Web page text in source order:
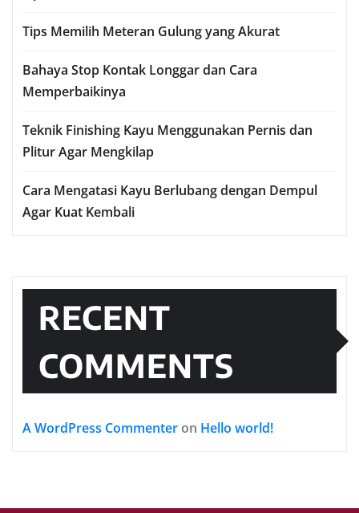
Tips Memilih Meteran Gulung yang Akurat
Bahaya Stop Kontak Longgar dan Cara
Memperbaikinya
Teknik Finishing Kayu Menggunakan Pernis dan
Plitur Agar Mengkilap
Cara Mengatasi Kayu Berlubang dengan Dempul
Agar Kuat Kembali
RECENT
COMMENTS
A WordPress Commenter on Hello world!